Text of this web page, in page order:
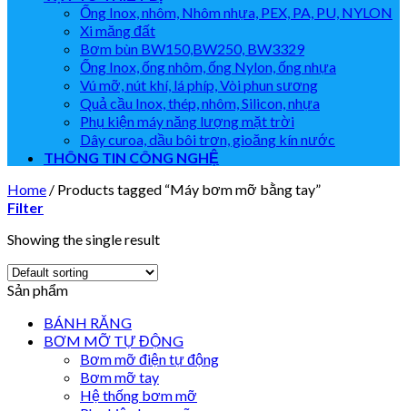
Ống Inox, nhôm, Nhôm nhựa, PEX, PA, PU, NYLON
Xi măng đất
Bơm bùn BW150,BW250, BW3329
Ống Inox, ống nhôm, ống Nylon, ống nhựa
Vú mỡ, nút khí, lá phíp, Vòi phun sương
Quả cầu Inox, thép, nhôm, Silicon, nhựa
Phụ kiện máy năng lượng mặt trời
Dây curoa, dầu bôi trơn, gioăng kín nước
THÔNG TIN CÔNG NGHỆ
Home / Products tagged “Máy bơm mỡ bằng tay”
Filter
Showing the single result
Sản phẩm
BÁNH RĂNG
BƠM MỠ TỰ ĐỘNG
Bơm mỡ điện tự động
Bơm mỡ tay
Hệ thống bơm mỡ